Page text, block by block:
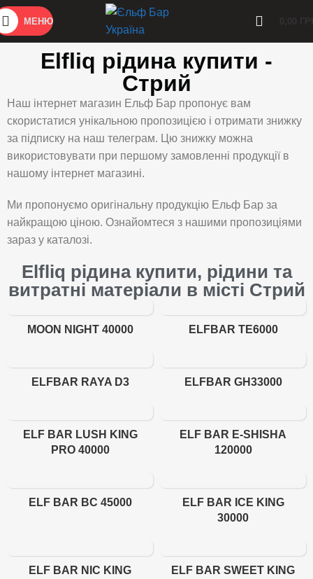
МЕНЮ
Elfliq рідина купити -
Стрий
Наш інтернет магазин Ельф Бар пропонує вам
скористатися унікальною пропозицією і отримати знижку
за підписку на наш телеграм. Цю знижку можна
використовувати при першому замовленні продукції в
нашому інтернет магазині.
Ми пропонуємо оригінальну продукцію Ельф Бар за
найкращою ціною. Ознайомтеся з нашими пропозиціями
зараз у каталозі.
Elfliq рідина купити, рідини та
витратні матеріали в місті Стрий
MOON NIGHT 40000 ELFBAR TE6000
ELFBAR RAYA D3 ELFBAR GH33000
ELF BAR LUSH KING
PRO 40000
ELF BAR E-SHISHA
120000
ELF BAR BC 45000
ELF BAR ICE KING
30000
ELF BAR NIC KING
ELF BAR SWEET KING